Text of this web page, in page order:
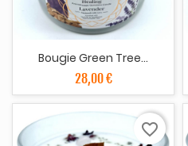
Bougie Green Tree...
28,00 €
favorite_border